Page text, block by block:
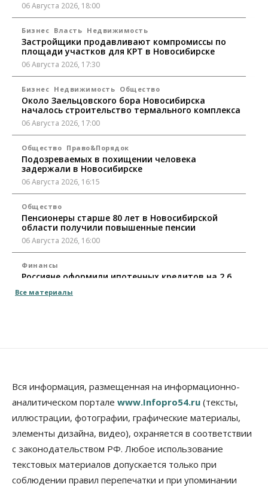
06 Августа 2026, 18:00
Бизнес Власть Недвижимость
Застройщики продавливают компромиссы по
площади участков для КРТ в Новосибирске
06 Августа 2026, 17:30
Бизнес Недвижимость Общество
Около Заельцовского бора Новосибирска
началось строительство термального комплекса
06 Августа 2026, 17:00
Общество Право&Порядок
Подозреваемых в похищении человека
задержали в Новосибирске
06 Августа 2026, 16:15
Общество
Пенсионеры старше 80 лет в Новосибирской
области получили повышенные пенсии
06 Августа 2026, 16:00
Финансы
Россияне оформили ипотечных кредитов на 2,6
06 Августа 2026, 15:53
Бизнес
Правительство России продлило разрешение на
выпуск бензина «Евро-3»
06 Августа 2026, 14:00
Общество
«За тех, у кого от 270 баллов,
настоящая борьба»: вузы настойчиво
обзванивают новосибирских высокобалльников
перед зачислением
Все материалы
Вся информация, размещенная на информационно-
аналитическом портале www.Infopro54.ru (тексты,
иллюстрации, фотографии, графические материалы,
элементы дизайна, видео), охраняется в соответствии
с законодательством РФ. Любое использование
текстовых материалов допускается только при
соблюдении правил перепечатки и при упоминании